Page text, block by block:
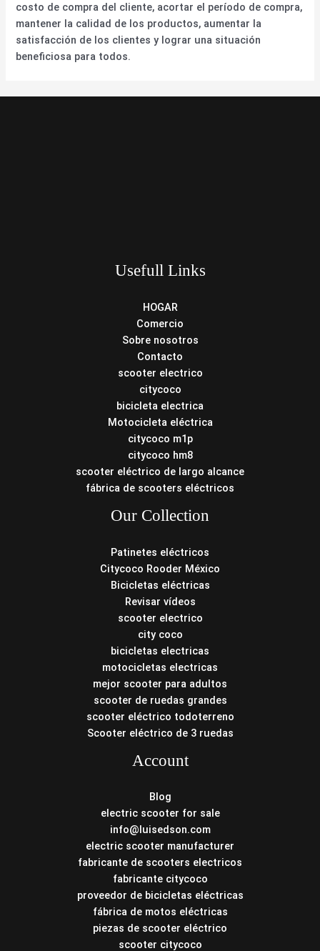
costo de compra del cliente, acortar el período de compra,
mantener la calidad de los productos, aumentar la
satisfacción de los clientes y lograr una situación
beneficiosa para todos.
Usefull Links
HOGAR
Comercio
Sobre nosotros
Contacto
scooter electrico
citycoco
bicicleta electrica
Motocicleta eléctrica
citycoco m1p
citycoco hm8
scooter eléctrico de largo alcance
fábrica de scooters eléctricos
Our Collection
Patinetes eléctricos
Citycoco Rooder México
Bicicletas eléctricas
Revisar vídeos
scooter electrico
city coco
bicicletas electricas
motocicletas electricas
mejor scooter para adultos
scooter de ruedas grandes
scooter eléctrico todoterreno
Scooter eléctrico de 3 ruedas
Account
Blog
electric scooter for sale
info@luisedson.com
electric scooter manufacturer
fabricante de scooters electricos
fabricante citycoco
proveedor de bicicletas eléctricas
fábrica de motos eléctricas
piezas de scooter eléctrico
scooter citycoco